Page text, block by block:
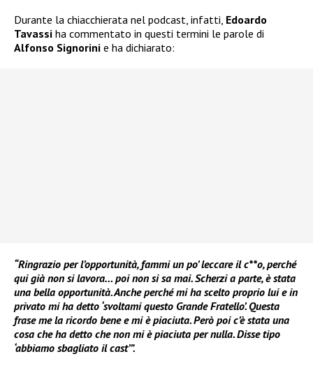
Durante la chiacchierata nel podcast, infatti, Edoardo
Tavassi ha commentato in questi termini le parole di
Alfonso Signorini e ha dichiarato:
“Ringrazio per l’opportunità, fammi un po’ leccare il c**o, perché
qui già non si lavora… poi non si sa mai. Scherzi a parte, è stata
una bella opportunità. Anche perché mi ha scelto proprio lui e in
privato mi ha detto ‘svoltami questo Grande Fratello’. Questa
frase me la ricordo bene e mi è piaciuta. Però poi c’è stata una
cosa che ha detto che non mi è piaciuta per nulla. Disse tipo
‘abbiamo sbagliato il cast’”.